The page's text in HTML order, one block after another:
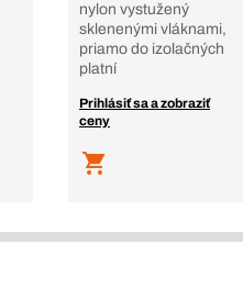
nylon vystužený
sklenenými vláknami,
priamo do izolačných
platní
Prihlásiť sa a zobraziť
ceny